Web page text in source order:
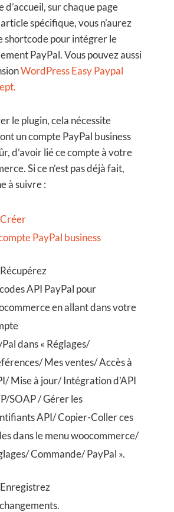
d’accueil, sur chaque page
spécifique, vous n’aurez
shortcode pour intégrer le
PayPal. Vous pouvez aussi
WordPress Easy Paypal
le plugin, cela nécessite
un compte PayPal business
d’avoir lié ce compte à votre
Si ce n’est pas déjà fait,
à suivre :
Créer
PayPal business
Récupérez
API PayPal pour
en allant dans votre
dans « Réglages/
Mes ventes/ Accès à
Mise à jour/ Intégration d’API
SOAP / Gérer les
API/ Copier-Coller ces
dans le menu woocommerce/
Commande/ PayPal ».
Enregistrez